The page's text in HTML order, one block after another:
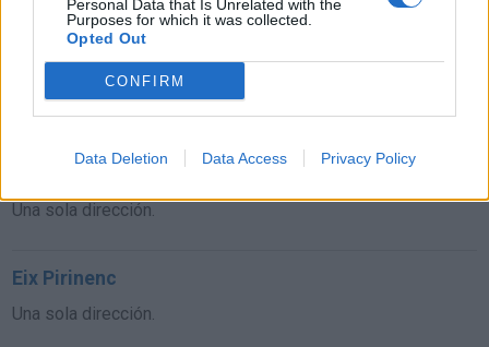
Personal Data that Is Unrelated with the
Purposes for which it was collected.
Opted Out
CONFIRM
Data Deletion Data Access Privacy Policy
N-260z
Calle principal.
Una sola dirección.
Eix Pirinenc
Una sola dirección.